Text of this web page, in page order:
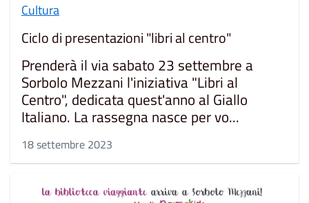
Cultura
Ciclo di presentazioni "libri al centro"
Prenderà il via sabato 23 settembre a
Sorbolo Mezzani l'iniziativa "Libri al
Centro", dedicata quest'anno al Giallo
Italiano. La rassegna nasce per vo...
18 settembre 2023